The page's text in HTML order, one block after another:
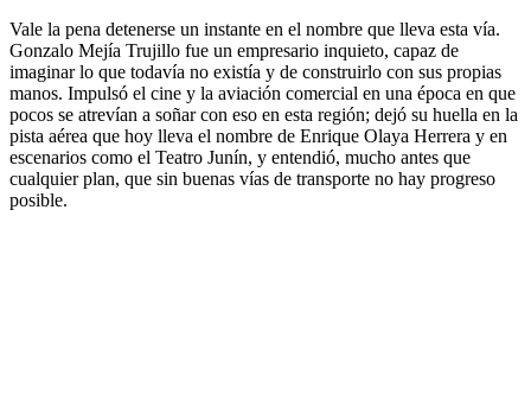
Vale la pena detenerse un instante en el nombre que lleva esta vía.
Gonzalo Mejía Trujillo fue un empresario inquieto, capaz de
imaginar lo que todavía no existía y de construirlo con sus propias
manos. Impulsó el cine y la aviación comercial en una época en que
pocos se atrevían a soñar con eso en esta región; dejó su huella en la
pista aérea que hoy lleva el nombre de Enrique Olaya Herrera y en
escenarios como el Teatro Junín, y entendió, mucho antes que
cualquier plan, que sin buenas vías de transporte no hay progreso
posible.